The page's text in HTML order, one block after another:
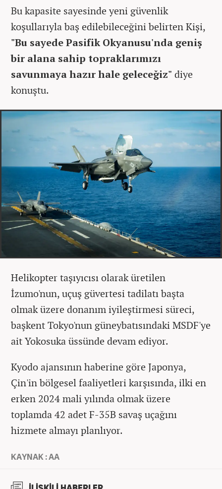
Bu kapasite sayesinde yeni güvenlik
koşullarıyla baş edilebileceğini belirten Kişi,
"Bu sayede Pasifik Okyanusu'nda geniş
bir alana sahip topraklarımızı
savunmaya hazır hale geleceğiz" diye
konuştu.
Helikopter taşıyıcısı olarak üretilen
İzumo'nun, uçuş güvertesi tadilatı başta
olmak üzere donanım iyileştirmesi süreci,
başkent Tokyo'nun güneybatısındaki MSDF'ye
ait Yokosuka üssünde devam ediyor.
Kyodo ajansının haberine göre Japonya,
Çin'in bölgesel faaliyetleri karşısında, ilki en
erken 2024 mali yılında olmak üzere
toplamda 42 adet F-35B savaş uçağını
hizmete almayı planlıyor.
KAYNAK : AA